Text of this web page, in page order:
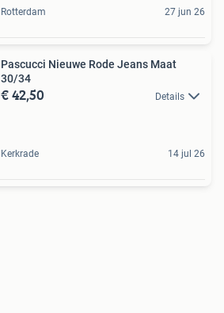
Rotterdam 27 jun 26
Pascucci Nieuwe Rode Jeans Maat
30/34
€ 42,50 Details
Kerkrade 14 jul 26